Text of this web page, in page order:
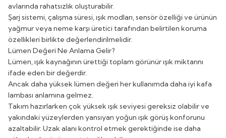
avlarında rahatsızlık oluşturabilir.
Şarj sistemi, çalışma süresi, ışık modları, sensör özelliği ve ürünün
yağmur veya neme karşı üretici tarafından belirtilen koruma
özellikleri birlikte değerlendirilmelidir.
Lümen Değeri Ne Anlama Gelir?
Lümen, ışık kaynağının ürettiği toplam görünür ışık miktarını
ifade eden bir değerdir.
Ancak daha yüksek lümen değeri her kullanımda daha iyi kafa
lambası anlamına gelmez.
Takım hazırlarken çok yüksek ışık seviyesi gereksiz olabilir ve
yakındaki yüzeylerden yansıyan yoğun ışık görüş konforunu
azaltabilir. Uzak alanı kontrol etmek gerektiğinde ise daha